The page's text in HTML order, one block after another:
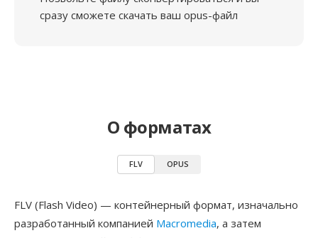
сразу сможете скачать ваш opus-файл
О форматах
FLV OPUS
FLV (Flash Video) — контейнерный формат, изначально
разработанный компанией Macromedia, а затем